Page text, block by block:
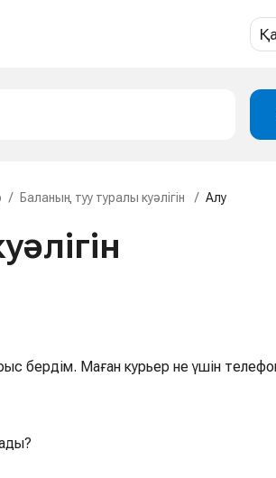
/ Баланың туу туралы куәлігін / Алу
бердім. Маған курьер не үшін